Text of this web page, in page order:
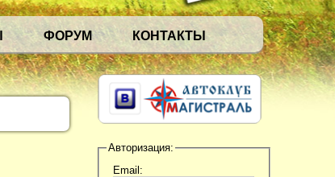
ФОРУМ КОНТАКТЫ
Авторизация:
Email: